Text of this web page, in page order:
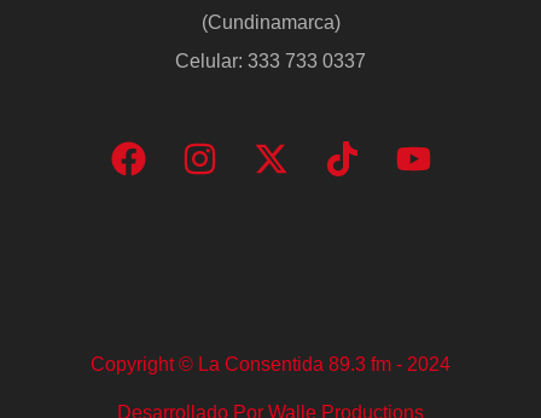
(Cundinamarca)
Celular: 333 733 0337
Copyright © La Consentida 89.3 fm - 2024
Desarrollado Por Walle Productions